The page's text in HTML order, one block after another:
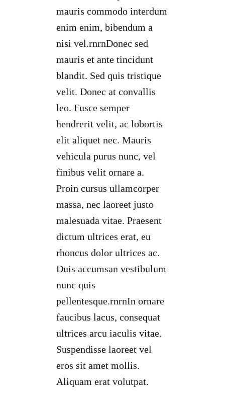
mauris commodo interdum
enim enim, bibendum a
nisi vel.rnrnDonec sed
mauris et ante tincidunt
blandit. Sed quis tristique
velit. Donec at convallis
leo. Fusce semper
hendrerit velit, ac lobortis
elit aliquet nec. Mauris
vehicula purus nunc, vel
finibus velit ornare a.
Proin cursus ullamcorper
massa, nec laoreet justo
malesuada vitae. Praesent
dictum ultrices erat, eu
rhoncus dolor ultrices ac.
Duis accumsan vestibulum
nunc quis
pellentesque.rnrnIn ornare
faucibus lacus, consequat
ultrices arcu iaculis vitae.
Suspendisse laoreet vel
eros sit amet mollis.
Aliquam erat volutpat.